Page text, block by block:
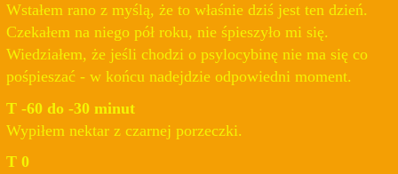
Wstałem rano z myślą, że to właśnie dziś jest ten dzień.
Czekałem na niego pół roku, nie śpieszyło mi się.
Wiedziałem, że jeśli chodzi o psylocybinę nie ma się co
pośpieszać - w końcu nadejdzie odpowiedni moment.
T -60 do -30 minut
Wypiłem nektar z czarnej porzeczki.
T 0